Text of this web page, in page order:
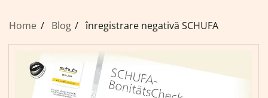
Home Blog înregistrare negativă SCHUFA